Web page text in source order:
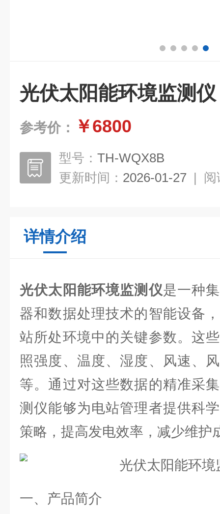
光伏太阳能环境监测仪
参考价： ￥6800
型号： TH-WQX8B
更新时间： 2026-01-27 | 阅
详情介绍
光伏太阳能环境监测仪是一种
器和数据处理技术的智能设备
站所处环境中的关键参数。这
照强度、温度、湿度、风速、
等。通过对这些数据的精准采
测仪能够为电站管理者提供科
策略，提高发电效率，减少维护
一、产品简介